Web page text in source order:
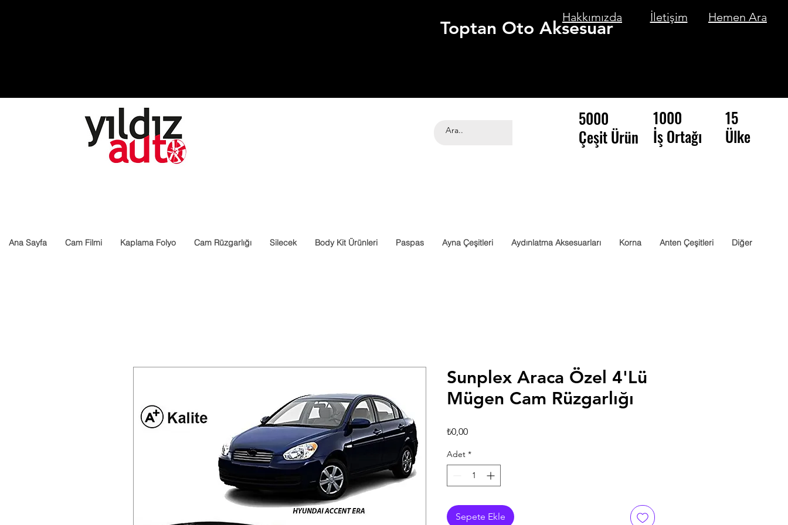
Toptan Oto Aksesuar
Hakkımızda İletişim Hemen Ara
5000
Çeşit Ürün
1000
İş Ortağı
15
Ülke
Ana Sayfa Cam Filmi Kaplama Folyo Cam Rüzgarlığı Silecek Body Kit Ürünleri Paspas Ayna Çeşitleri Aydınlatma Aksesuarları Korna Anten Çeşitleri Diğer
Sunplex Araca Özel 4'Lü
Mügen Cam Rüzgarlığı
₺0,00Fiyat
Adet *
Sepete Ekle